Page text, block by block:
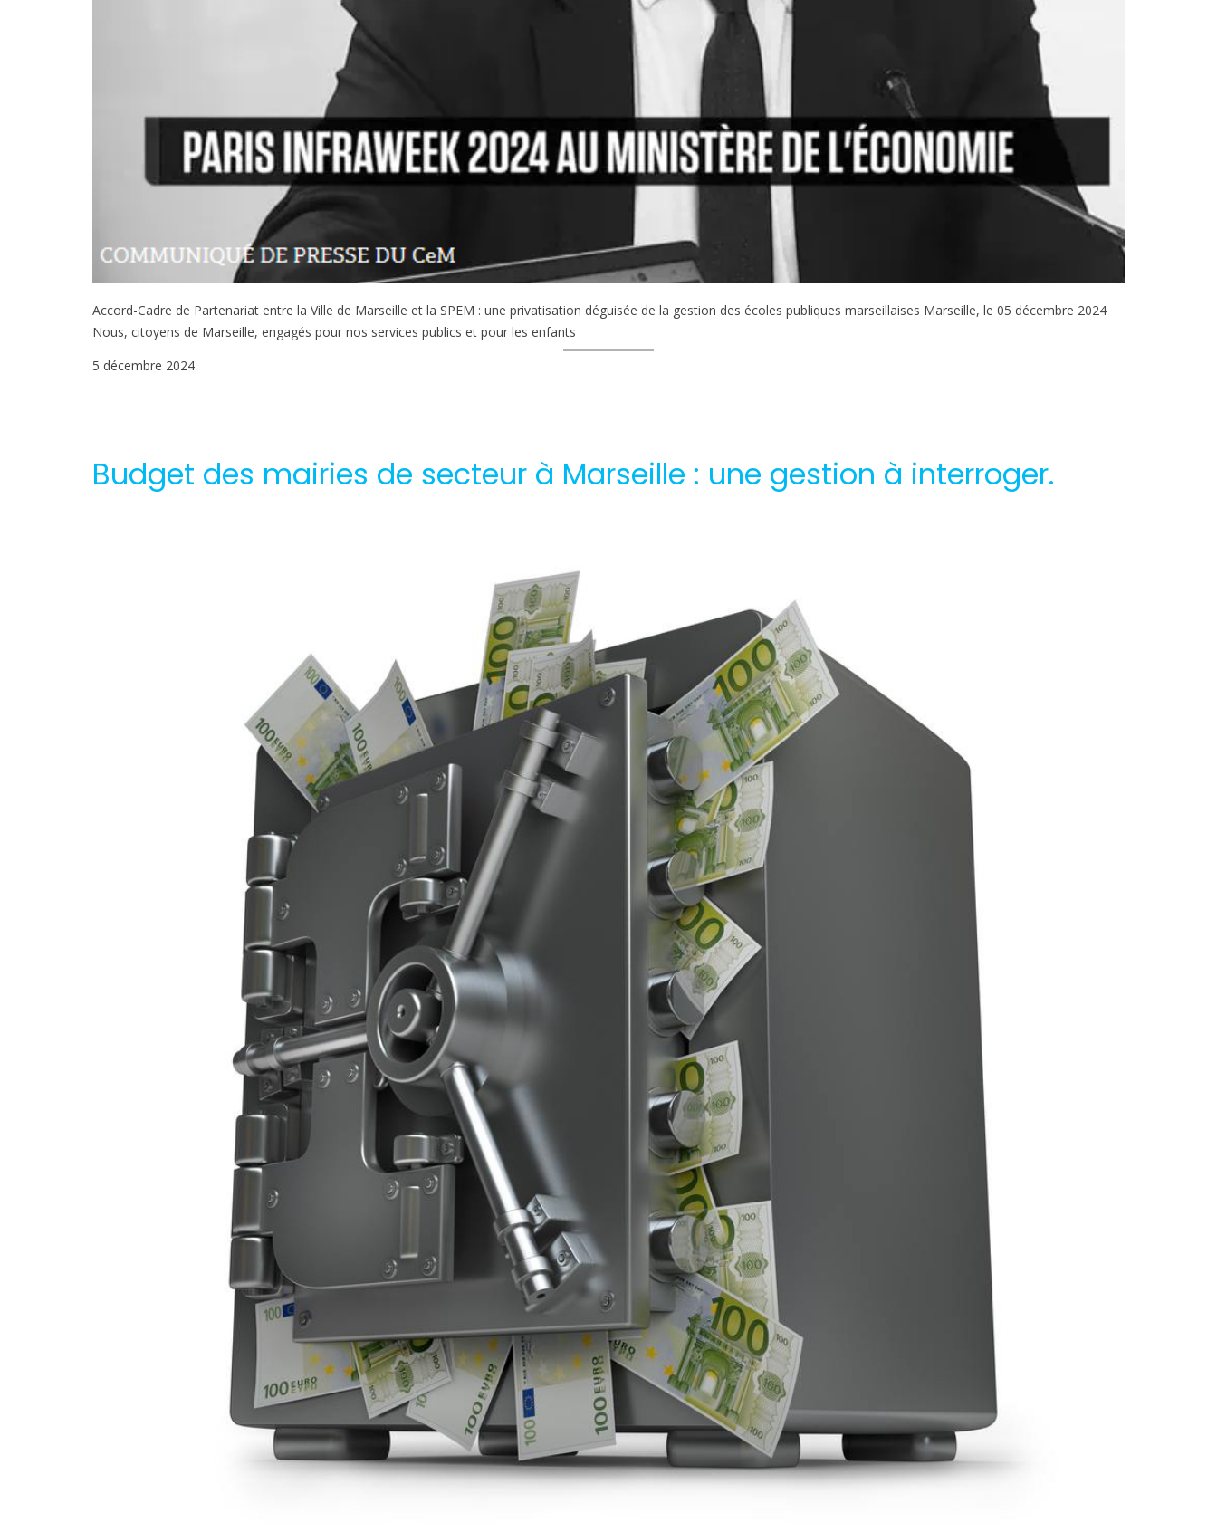
Accord-Cadre de Partenariat entre la Ville de Marseille et la SPEM : une privatisation déguisée de la gestion des écoles publiques marseillaises Marseille, le 05 décembre 2024
Nous, citoyens de Marseille, engagés pour nos services publics et pour les enfants
5 décembre 2024
Budget des mairies de secteur à Marseille : une gestion à interroger.